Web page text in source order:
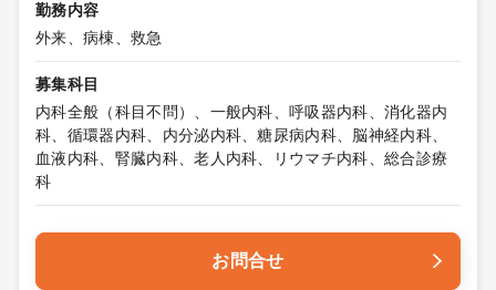
勤務内容
外来、病棟、救急
募集科目
内科全般（科目不問）、一般内科、呼吸器内科、消化器内
科、循環器内科、内分泌内科、糖尿病内科、脳神経内科、
血液内科、腎臓内科、老人内科、リウマチ内科、総合診療
科
お問合せ